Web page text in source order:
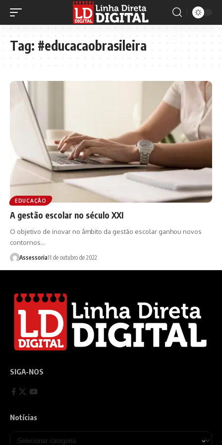
Tag: #educacaobrasileira
EDUCAÇÃO
A gestão escolar no século XXI
O objetivo de inovar no âmbito da gestão escolar ganhou novos
contornos…
Assessoria11 de outubro de 2022
SIGA-NOS
Notícias